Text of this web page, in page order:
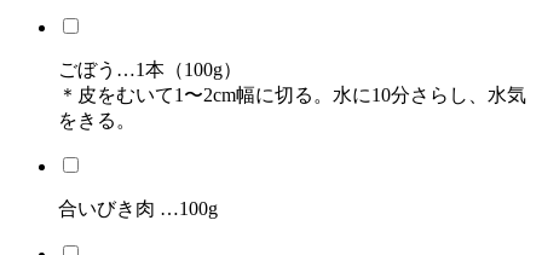
ごぼう…1本（100g）
＊皮をむいて1〜2cm幅に切る。水に10分さらし、水気
をきる。
合いびき肉 …100g